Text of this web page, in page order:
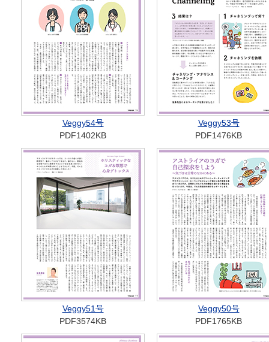
Veggy54号
PDF1402KB
Veggy53号
PDF1476KB
Veggy51号
PDF3574KB
Veggy50号
PDF1765KB